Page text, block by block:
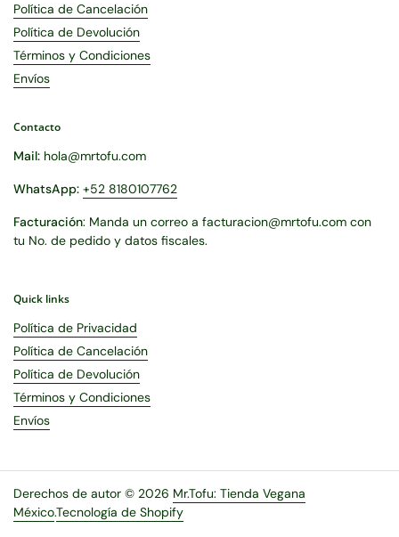
Política de Cancelación
Política de Devolución
Términos y Condiciones
Envíos
Contacto
Mail: hola@mrtofu.com
WhatsApp: +52 8180107762
Facturación: Manda un correo a facturacion@mrtofu.com con
tu No. de pedido y datos fiscales.
Quick links
Política de Privacidad
Política de Cancelación
Política de Devolución
Términos y Condiciones
Envíos
Derechos de autor © 2026 Mr.Tofu: Tienda Vegana
México.Tecnología de Shopify